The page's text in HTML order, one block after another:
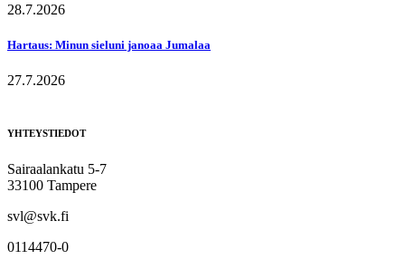
28.7.2026
Hartaus: Minun sieluni janoaa Jumalaa
27.7.2026
YHTEYSTIEDOT
Sairaalankatu 5-7
33100 Tampere
svl@svk.fi
0114470-0